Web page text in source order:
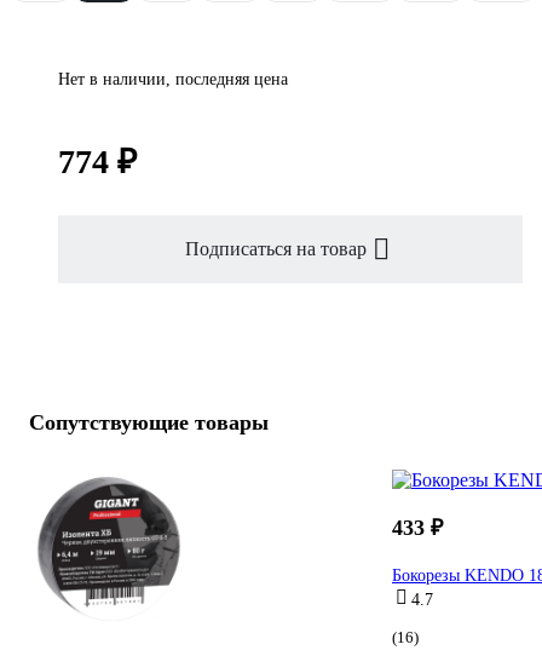
Нет в наличии, последняя цена
774 ₽
Подписаться на товар
Сопутствующие товары
433 ₽
Бокорезы KENDO
4.7
(16)